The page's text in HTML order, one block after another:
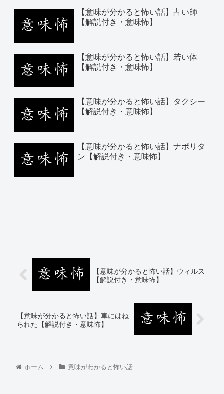
【意味が分かると怖い話】占い師
【解説付き・意味怖】
【意味が分かると怖い話】若い体
【解説付き・意味怖】
【意味が分かると怖い話】タクシー
【解説付き・意味怖】
【意味が分かると怖い話】ナポリタ
ン【解説付き・意味怖】
【意味が分かると怖い話】ウィルス
【解説付き・意味怖】
【意味が分かると怖い話】車にはね
られた【解説付き・意味怖】
ホーム 意味がわかると怖い話